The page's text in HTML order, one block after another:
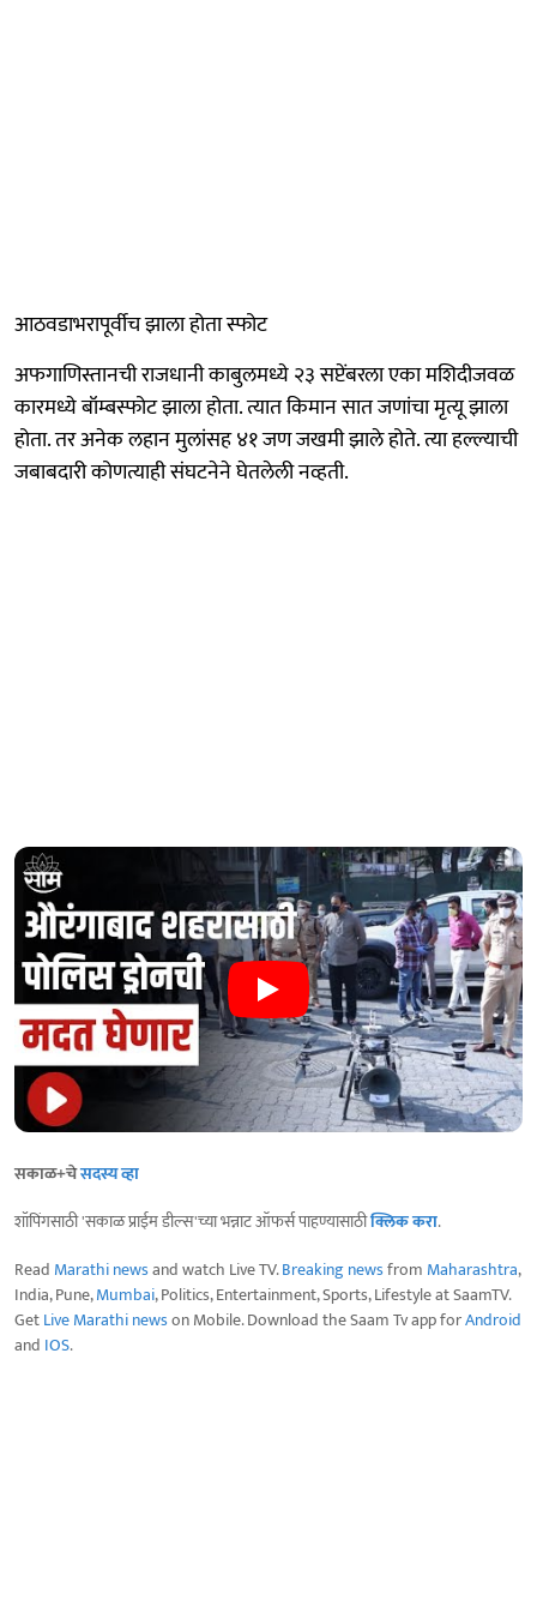
आठवडाभरापूर्वीच झाला होता स्फोट
अफगाणिस्तानची राजधानी काबुलमध्ये २३ सप्टेंबरला एका मशिदीजवळ
कारमध्ये बॉम्बस्फोट झाला होता. त्यात किमान सात जणांचा मृत्यू झाला
होता. तर अनेक लहान मुलांसह ४१ जण जखमी झाले होते. त्या हल्ल्याची
जबाबदारी कोणत्याही संघटनेने घेतलेली नव्हती.
सकाळ+चेसदस्य व्हा
शॉपिंगसाठी 'सकाळ प्राईम डील्स'च्या भन्नाट ऑफर्स पाहण्यासाठीक्लिक करा.
Read Marathi newsand watch Live TV.Breaking newsfrom Maharashtra,
India, Pune,Mumbai, Politics, Entertainment, Sports, Lifestyle at SaamTV.
GetLive Marathi newson Mobile. Download the Saam Tv app forAndroid
and IOS.